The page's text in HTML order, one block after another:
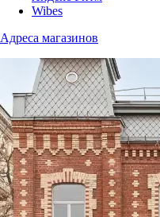
Wibes
Адреса магазинов